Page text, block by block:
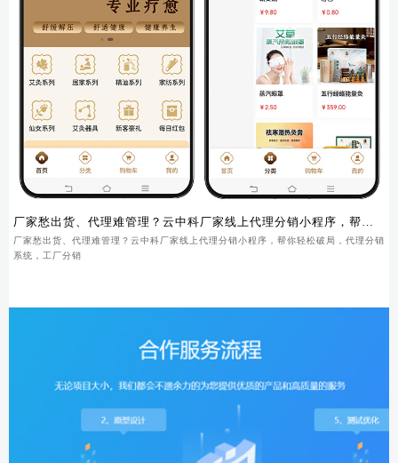
厂家愁出货、代理难管理？云中科厂家线上代理分销小程序，帮你
轻松破局
厂家愁出货、代理难管理？云中科厂家线上代理分销小程序，帮你轻松破局，代理分销
系统，工厂分销